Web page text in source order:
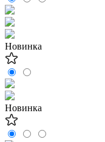
Новинка
Новинка